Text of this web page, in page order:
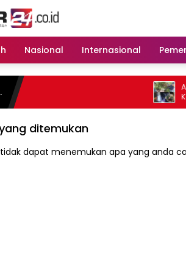
Nasional Internasional
APARI
Jaringan
ditemukan
dapat menemukan apa yang anda